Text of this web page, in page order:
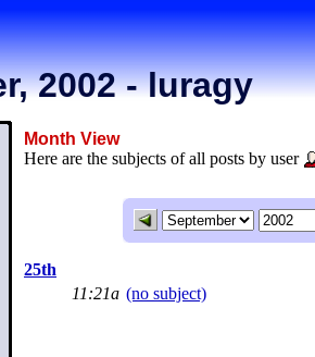
2002 - luragy
Month View
Here are the subjects of all posts by user
25th
11:21a (no subject)